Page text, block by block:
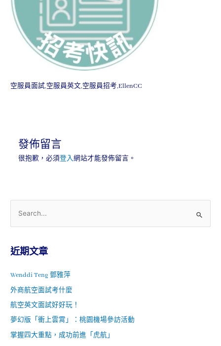
空服員面試,空服員英文,空服員招考,EllenCC
發佈留言
很抱歉，必須登入網站才能發佈留言。
近期文章
Wenddi Teng 鄧雅萍
外商航空面試考什麼
航空英文面試好好玩！
夢幻版「衝上雲霄」：桃園機場參訪活動
掌握四大重點，成功前進「虎航」